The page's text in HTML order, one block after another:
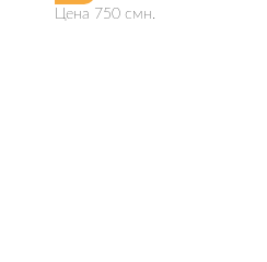
Цена 750 смн.